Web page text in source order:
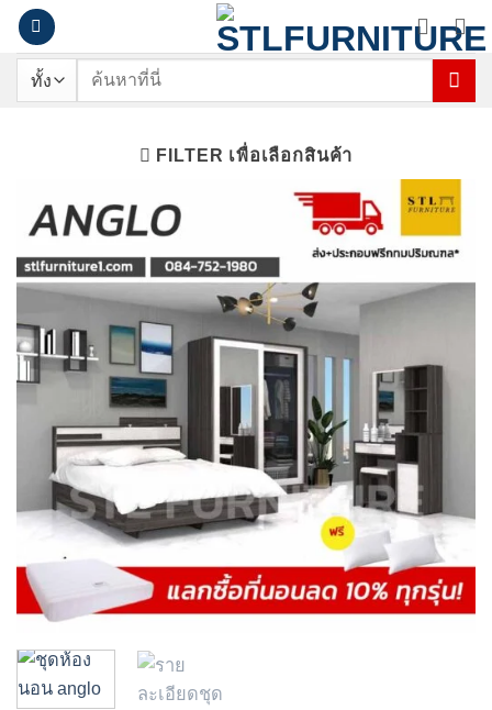
ข้าม
เนื้อหา
ค้นหา:
FILTER เพื่อเลือกสินค้า